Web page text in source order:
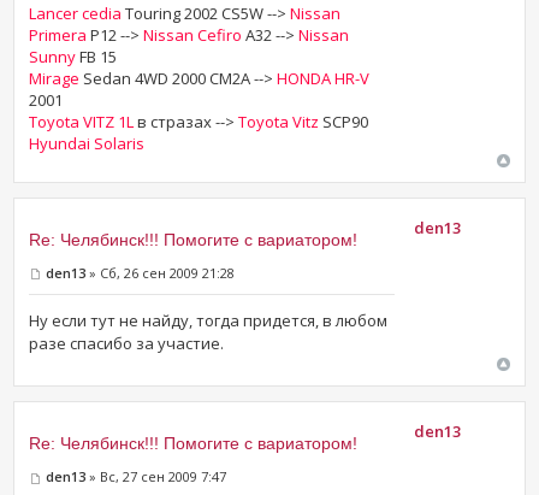
Lancer cedia Touring 2002 CS5W -->Nissan
Primera P12 -->Nissan Cefiro A32 -->Nissan
SunnyFB 15
Mirage Sedan 4WD 2000 CM2A -->HONDA HR-V
2001
Toyota VITZ 1Lв стразах -->Toyota Vitz SCP90
Hyundai Solaris
Re: Челябинск!!! Помогите с вариатором!
den13 » Сб, 26 сен 2009 21:28
Ну если тут не найду, тогда придется, в любом
разе спасибо за участие.
den13
Re: Челябинск!!! Помогите с вариатором!
den13 » Вс, 27 сен 2009 7:47
den13